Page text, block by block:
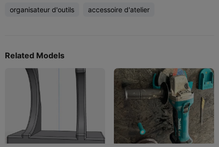
organisateur d'outils accessoire d'atelier
Related Models